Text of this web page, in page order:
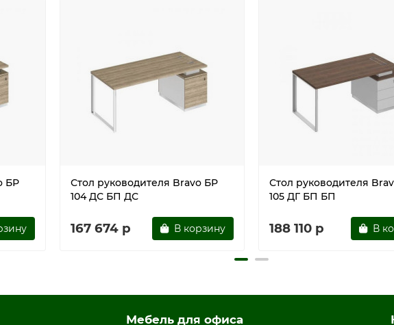
не входит
при помощи винтов
фурнитуры для многократной сборки
виде
/ белый премиум / белый премиум
БР
Стол руководителя Bravo БР
104 ДС БП ДС
167 674 р В корзину
Стол руководителя
105 ДГ БП БП
188 110 р В
Мебель для офиса